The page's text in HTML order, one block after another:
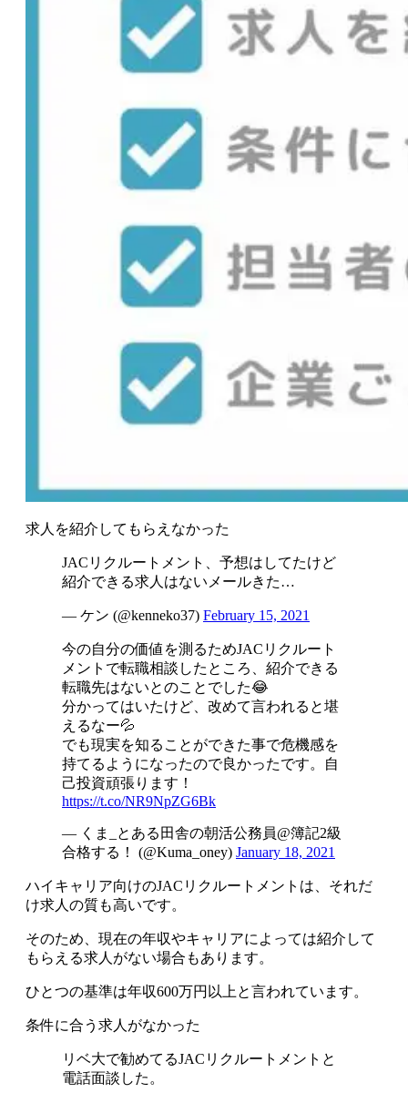
求人を紹介してもらえなかった
JACリクルートメント、予想はしてたけど
紹介できる求人はないメールきた…
— ケン (@kenneko37) February 15, 2021
今の自分の価値を測るためJACリクルート
メントで転職相談したところ、紹介できる
転職先はないとのことでした😂
分かってはいたけど、改めて言われると堪
えるなー💦
でも現実を知ることができた事で危機感を
持てるようになったので良かったです。自
己投資頑張ります！
https://t.co/NR9NpZG6Bk
— くま_とある田舎の朝活公務員@簿記2級
合格する！ (@Kuma_oney) January 18, 2021
ハイキャリア向けのJACリクルートメントは、それだ
け求人の質も高いです。
そのため、 現在の年収やキャリアによっては紹介して
もらえる求人がない場合もあります。
ひとつの基準は年収600万円以上 と言われています。
条件に合う求人がなかった
リベ大で勧めてるJACリクルートメントと
電話面談した。